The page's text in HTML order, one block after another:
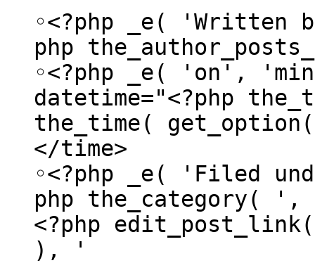
◦<?php _e(
php
◦<?php _e( 'on',
datetime="<?php
the_time(
</time>
◦<?php _e( 'Filed
php the_category(
<?php
), '